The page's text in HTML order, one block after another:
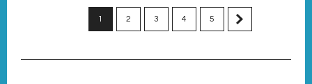
1 2 3 4 5